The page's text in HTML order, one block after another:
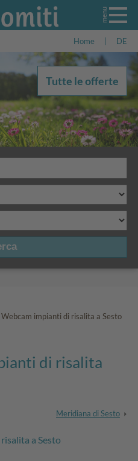
Home DE
Tutte le offerte
Webcam impianti di risalita a Sesto
di risalita
Meridiana di Sesto